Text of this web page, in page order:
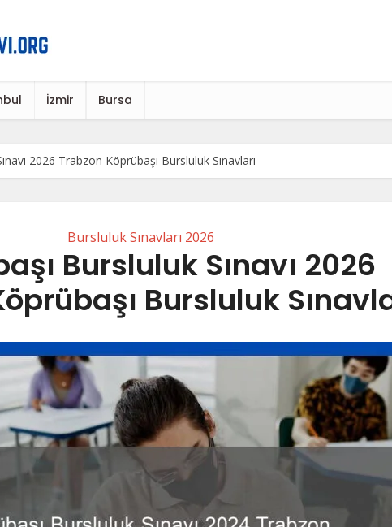
İzmir Bursa
2026 Trabzon Köprübaşı Bursluluk Sınavları
Bursluluk Sınavları 2026
Bursluluk Sınavı 2026
Bursluluk